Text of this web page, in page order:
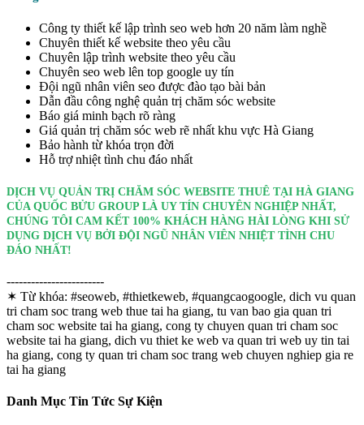
Công ty thiết kế lập trình seo web hơn 20 năm làm nghề
Chuyên thiết kế website theo yêu cầu
Chuyên lập trình website theo yêu cầu
Chuyên seo web lên top google uy tín
Đội ngũ nhân viên seo được đào tạo bài bản
Dẫn đầu công nghệ quản trị chăm sóc website
Báo giá minh bạch rõ ràng
Giá quản trị chăm sóc web rẽ nhất khu vực Hà Giang
Bảo hành từ khóa trọn đời
Hỗ trợ nhiệt tình chu đáo nhất
DỊCH VỤ QUẢN TRỊ CHĂM SÓC WEBSITE THUÊ TẠI HÀ GIANG
CỦA QUỐC BỬU GROUP LÀ UY TÍN CHUYÊN NGHIỆP NHẤT,
CHÚNG TÔI CAM KẾT 100% KHÁCH HÀNG HÀI LÒNG KHI SỬ
DỤNG DỊCH VỤ BỞI ĐỘI NGŨ NHÂN VIÊN NHIỆT TÌNH CHU
ĐÁO NHẤT!
------------------------
✶ Từ khóa: #seoweb, #thietkeweb, #quangcaogoogle, dich vu quan
tri cham soc trang web thue tai ha giang, tu van bao gia quan tri
cham soc website tai ha giang, cong ty chuyen quan tri cham soc
website tai ha giang, dich vu thiet ke web va quan tri web uy tin tai
ha giang, cong ty quan tri cham soc trang web chuyen nghiep gia re
tai ha giang
Danh Mục Tin Tức Sự Kiện